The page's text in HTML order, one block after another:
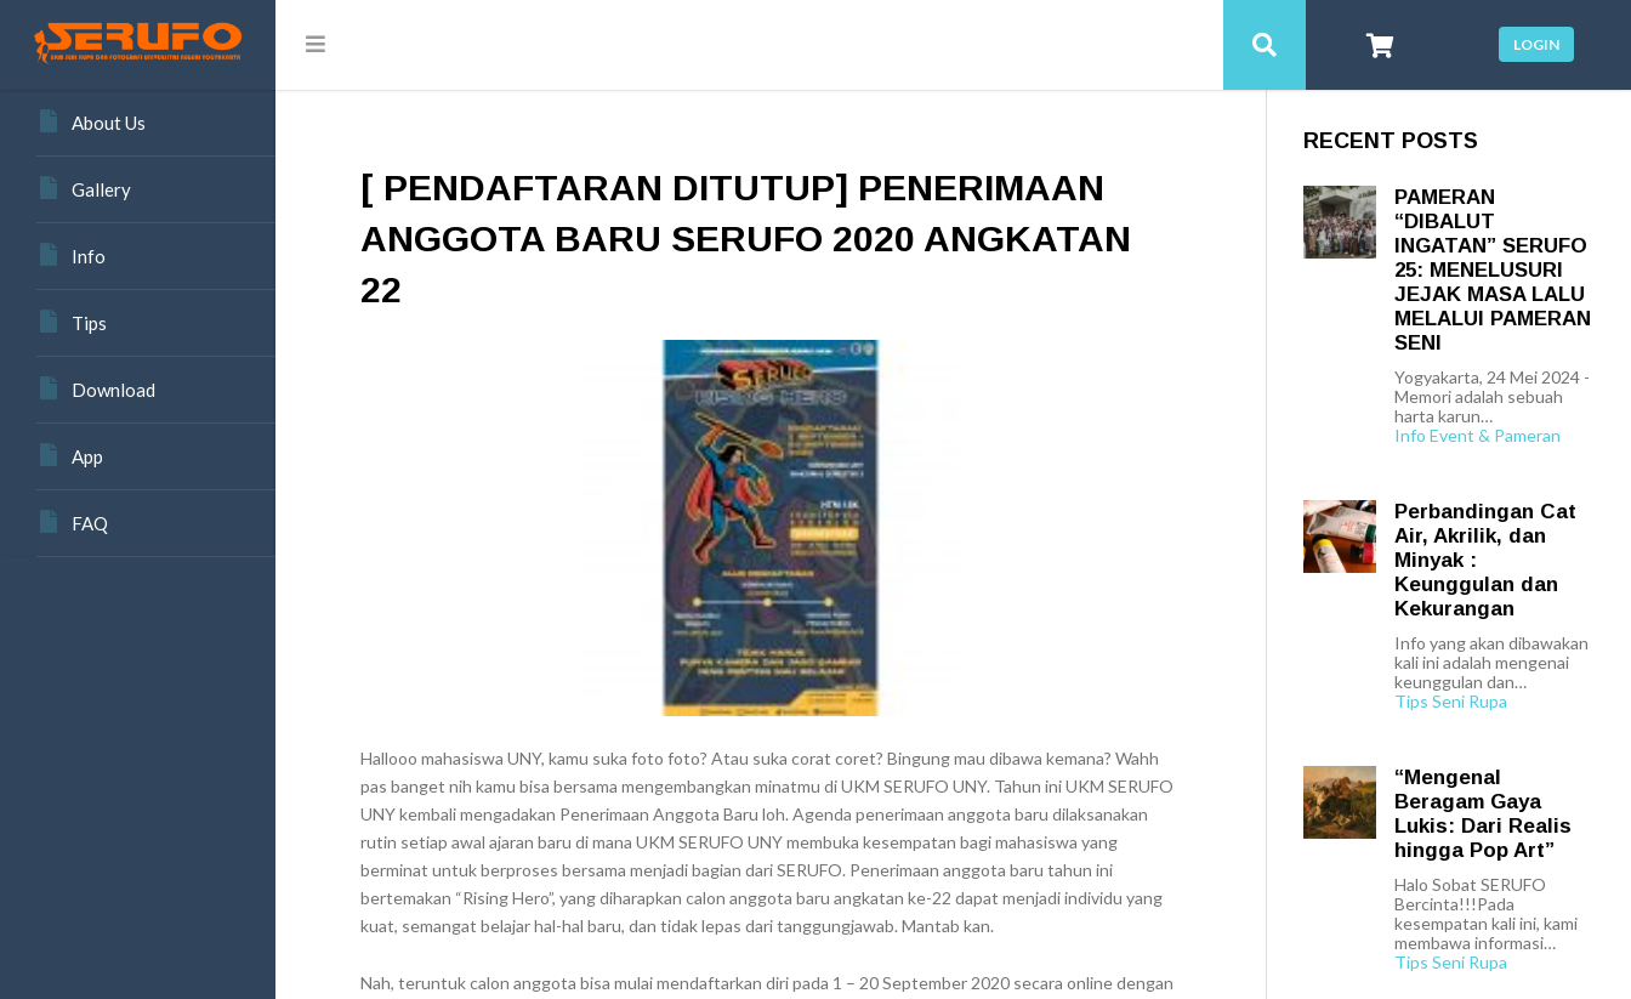
LOGIN
About Us
Gallery
Info
Tips
Download
App
FAQ
[ PENDAFTARAN DITUTUP] PENERIMAAN
ANGGOTA BARU SERUFO 2020 ANGKATAN
22
Hallooo mahasiswa UNY, kamu suka foto foto? Atau suka corat coret? Bingung mau dibawa kemana? Wahh
pas banget nih kamu bisa bersama mengembangkan minatmu di UKM SERUFO UNY. Tahun ini UKM SERUFO
UNY kembali mengadakan Penerimaan Anggota Baru loh. Agenda penerimaan anggota baru dilaksanakan
rutin setiap awal ajaran baru di mana UKM SERUFO UNY membuka kesempatan bagi mahasiswa yang
berminat untuk berproses bersama menjadi bagian dari SERUFO. Penerimaan anggota baru tahun ini
bertemakan “Rising Hero”, yang diharapkan calon anggota baru angkatan ke-22 dapat menjadi individu yang
kuat, semangat belajar hal-hal baru, dan tidak lepas dari tanggungjawab. Mantab kan.
Nah, teruntuk calon anggota bisa mulai mendaftarkan diri pada 1 – 20 September 2020 secara online dengan
RECENT POSTS
PAMERAN
“DIBALUT
INGATAN” SERUFO
25: MENELUSURI
JEJAK MASA LALU
MELALUI PAMERAN
SENI
Yogyakarta, 24 Mei 2024 -
Memori adalah sebuah
harta karun…
Info Event & Pameran
Perbandingan Cat
Air, Akrilik, dan
Minyak :
Keunggulan dan
Kekurangan
Info yang akan dibawakan
kali ini adalah mengenai
keunggulan dan…
Tips Seni Rupa
“Mengenal
Beragam Gaya
Lukis: Dari Realis
hingga Pop Art”
Halo Sobat SERUFO
Bercinta!!!Pada
kesempatan kali ini, kami
membawa informasi…
Tips Seni Rupa